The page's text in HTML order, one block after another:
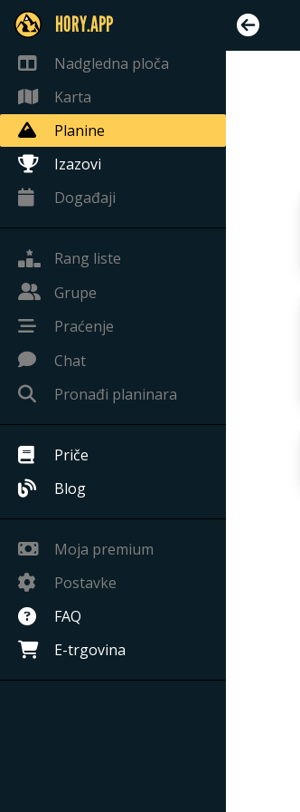
HORY.APP
Nadgledna ploča
Karta
Planine
Izazovi
Događaji
Rang liste
Grupe
Praćenje
Chat
Pronađi planinara
Priče
Blog
Moja premium
Postavke
FAQ
E-trgovina